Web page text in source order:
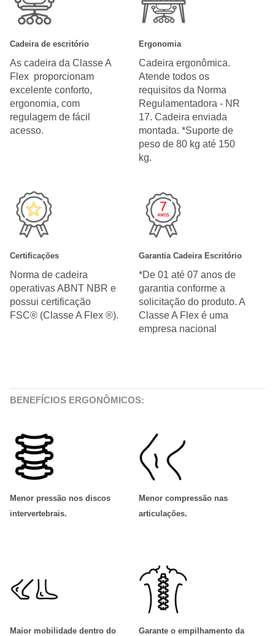
Cadeira de escritório
As cadeira da Classe A
Flex proporcionam
excelente conforto,
ergonomia, com
regulagem de fácil
acesso.
Ergonomia
Cadeira ergonômica.
Atende todos os
requisitos da Norma
Regulamentadora - NR
17. Cadeira enviada
montada. *Suporte de
peso de 80 kg até 150
kg.
Certificações
Norma de cadeira
operativas ABNT NBR e
possui certificação
FSC® (Classe A Flex ®).
Garantia Cadeira Escritório
*De 01 até 07 anos de
garantia conforme a
solicitação do produto. A
Classe A Flex é uma
empresa nacional
BENEFÍCIOS ERGONÔMICOS:
Menor pressão nos discos
intervertebrais.
Menor compressão nas
articulações.
Maior mobilidade dentro do
Garante o empilhamento da